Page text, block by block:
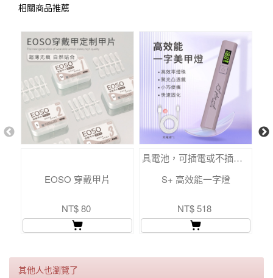
相關商品推薦
EOSO 穿戴甲片
NT$ 80
具電池，可插電或不插電使用
S+ 高效能一字燈
NT$ 518
其他人也瀏覽了